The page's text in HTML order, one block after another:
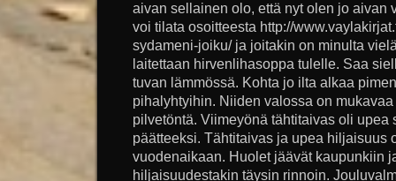
aivan sellainen olo, että nyt olen jo aivan
voi tilata osoitteesta http://
sydameni-joiku/ ja joitakin on minulta
laitettaan hirvenlihasoppa tulelle. Saa
tuvan lämmössä. Kohta jo ilta alkaa
pihalyhtyihin. Niiden valossa on
pilvetöntä. Viimeyönä tähtitaivas oli upea
päätteeksi. Tähtitaivas ja upea hiljaisuus
vuodenaikaan. Huolet jäävät kaupunkiin
hiljaisuudestakin täysin rinnoin.